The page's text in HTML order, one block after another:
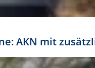
AKN mit